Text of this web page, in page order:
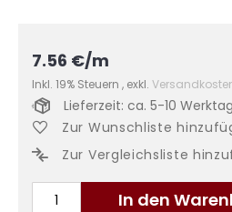
7.56 €/m
Inkl. 19% Steuern , exkl.
In den
Lieferzeit: ca. 5-10
Zur Wunschliste
Zur Vergleichsliste